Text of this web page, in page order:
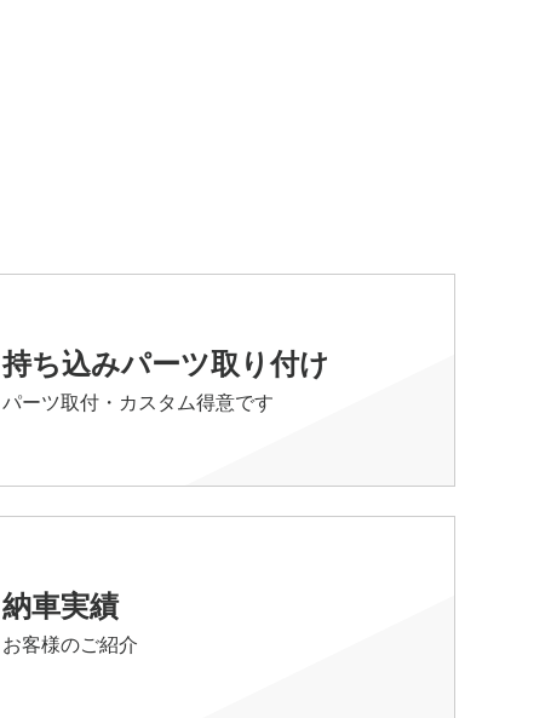
持ち込みパーツ取り付け
パーツ取付・カスタム得意です
納車実績
お客様のご紹介